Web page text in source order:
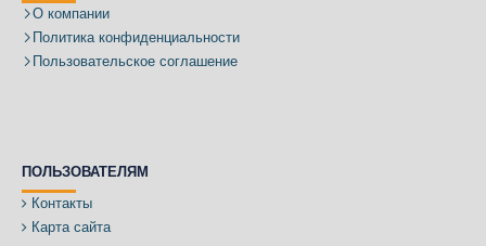
О компании
Политика конфиденциальности
Пользовательское соглашение
ПОЛЬЗОВАТЕЛЯМ
Контакты
Карта сайта